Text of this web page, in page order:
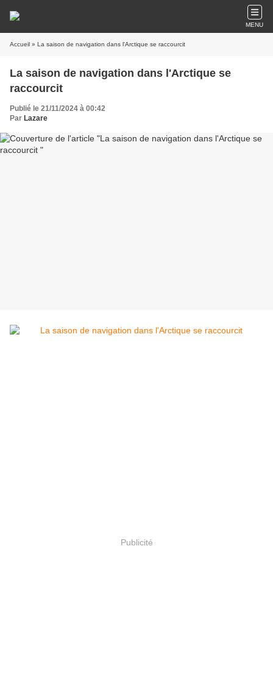
MENU
Accueil » La saison de navigation dans l'Arctique se raccourcit
La saison de navigation dans l'Arctique se
raccourcit
Publié le 21/11/2024 à 00:42
Par Lazare
Publicité